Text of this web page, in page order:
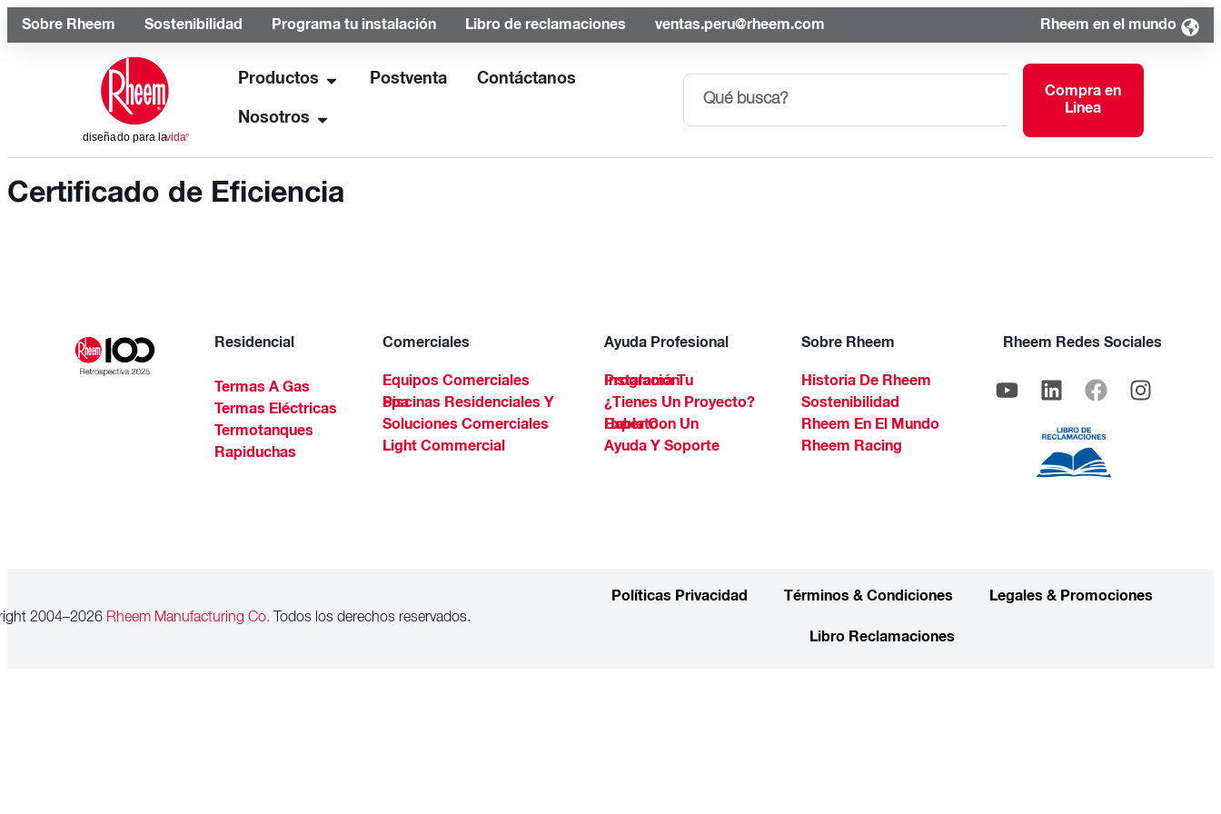
Sobre Rheem Sostenibilidad Programa tu instalación Libro de reclamaciones ventas.peru@rheem.com Rheem en el mundo
Productos Postventa Contáctanos
Nosotros
Compra en
Linea
Certificado de Eficiencia
Residencial
Termas A Gas
Termas Eléctricas
Termotanques
Rapiduchas
Comerciales
Equipos Comerciales
Piscinas Residenciales Y Spa
Soluciones Comerciales
Light Commercial
Ayuda Profesional
Programa Tu Instalación
¿Tienes Un Proyecto?
Habla Con Un Experto
Ayuda Y Soporte
Sobre Rheem
Historia De Rheem
Sostenibilidad
Rheem En El Mundo
Rheem Racing
Rheem Redes Sociales
2004–2026Rheem Manufacturing Co. Todos los derechos reservados.
Políticas Privacidad Términos & Condiciones Legales & Promociones
Libro Reclamaciones